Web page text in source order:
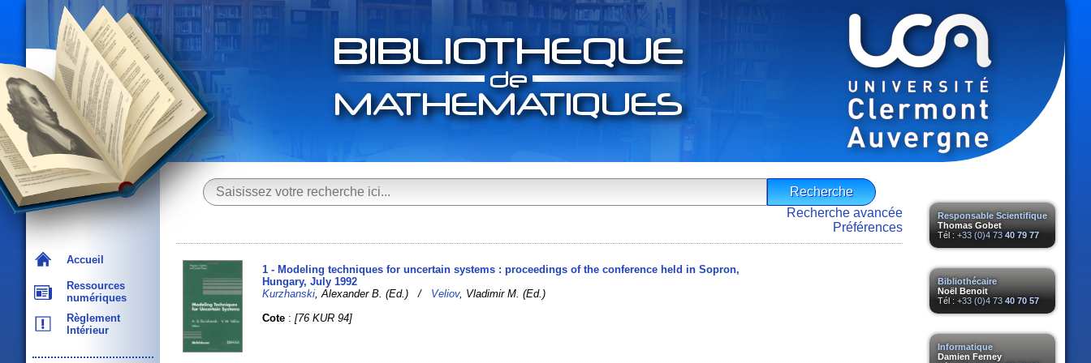
Accueil
Ressources
numériques
Règlement
Intérieur
Responsable Scientifique
Thomas Gobet
Tél : +33 (0)4 73 40 79 77
Bibliothécaire
Noël Benoit
Tél : +33 (0)4 73 40 70 57
Informatique
Damien Ferney
Recherche avancée
Préférences
1 - Modeling techniques for uncertain systems : proceedings of the conference held in Sopron,
Hungary, July 1992
Kurzhanski , Alexander B. (Ed.) / Veliov, Vladimir M. (Ed.)
Cote :[76 KUR 94]